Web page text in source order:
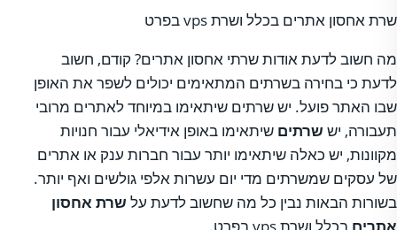
שרת אחסון אתרים בכלל ושרת vps בפרט
מה חשוב לדעת אודות שרתי אחסון אתרים? קודם, חשוב
לדעת כי בחירה בשרתים המתאימים יכולים לשפר את האופן
שבו האתר פועל. יש שרתים שיתאימו במיוחד לאתרים מרובי
תעבורה, יש שרתים שיתאימו באופן אידיאלי עבור חנויות
מקוונות, יש כאלה שיתאימו יותר עבור חברות ענק או אתרים
של עסקים שמשרתים מדי יום עשרות אלפי גולשים ואף יותר.
בשורות הבאות נבין כל מה שחשוב לדעת על שרת אחסון
אתרים בכלל ושרת vps בפרט.